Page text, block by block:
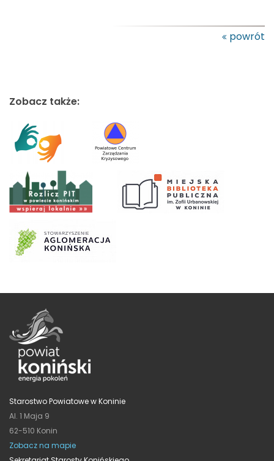
powrót
Zobacz także:
Starostwo Powiatowe w Koninie
Al. 1 Maja 9
62-510 Konin
Zobacz na mapie